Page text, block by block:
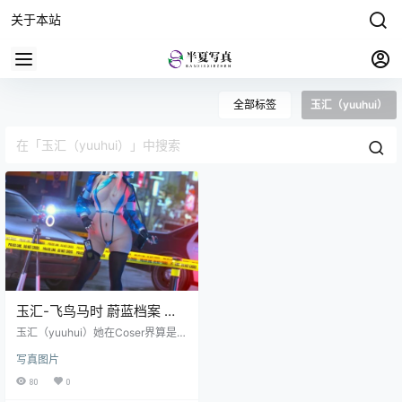
关于本站
全部标签 玉汇（yuuhui）
玉汇-飞鸟马时 蔚蓝档案 ，
街拍美臀少女
玉汇（yuuhui）她在Coser界算是有
多的高清写真图集，都是挺不错
的，像在小红书、抖音、谷歌上面
写真图片
80 0